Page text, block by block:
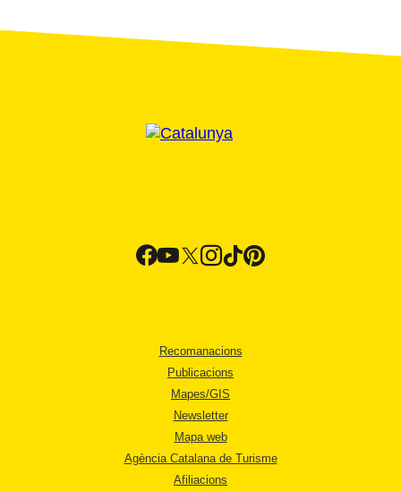
Recomanacions
Publicacions
Mapes/GIS
Newsletter
Mapa web
Agència Catalana de Turisme
Afiliacions